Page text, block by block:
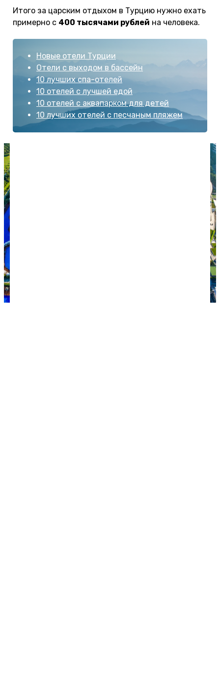
Итого за царским отдыхом в Турцию нужно ехать
примерно с 400 тысячами рублей на человека.
Новые отели Турции
Отели с выходом в бассейн
10 лучших спа-отелей
10 отелей с лучшей едой
10 отелей с аквапарком для детей
10 лучших отелей с песчаным пляжем